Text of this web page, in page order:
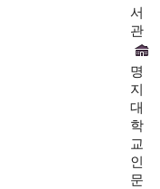
서
관
명
지
대
학
교
인
문